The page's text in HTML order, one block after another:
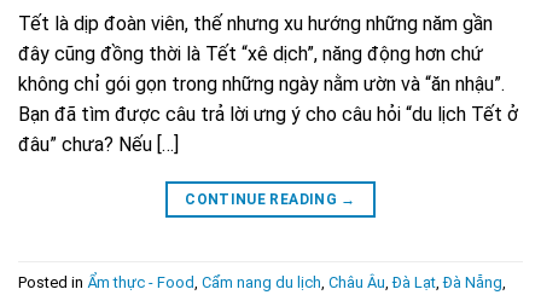
Tết là dịp đoàn viên, thế nhưng xu hướng những năm gần
đây cũng đồng thời là Tết “xê dịch”, năng động hơn chứ
không chỉ gói gọn trong những ngày nằm ườn và “ăn nhậu”.
Bạn đã tìm được câu trả lời ưng ý cho câu hỏi “du lịch Tết ở
đâu” chưa? Nếu […]
CONTINUE READING →
Posted in Ẩm thực - Food Cẩm nang du lịch Châu Âu ,Đà Lạt ,Đà Nẵng